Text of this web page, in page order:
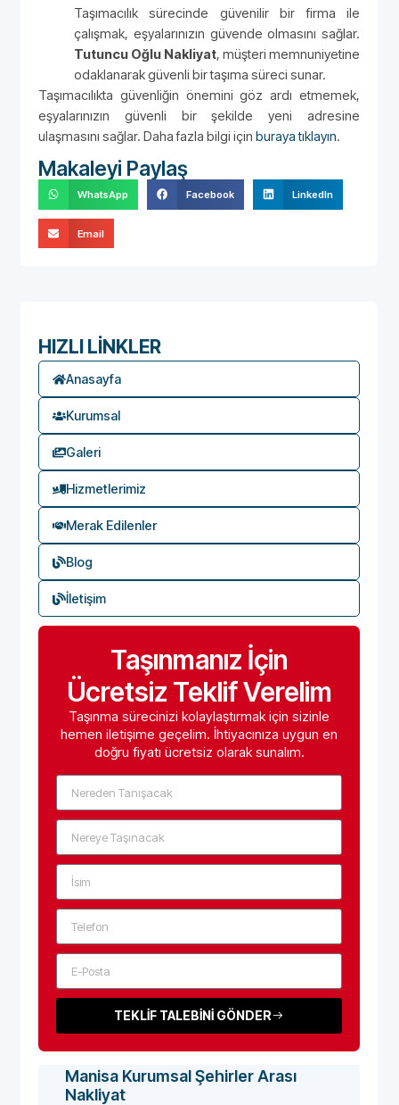
Taşımacılık sürecinde güvenilir bir firma ile
çalışmak, eşyalarınızın güvende olmasını sağlar.
Tutuncu Oğlu Nakliyat, müşteri memnuniyetine
odaklanarak güvenli bir taşıma süreci sunar.
Taşımacılıkta güvenliğin önemini göz ardı etmemek,
eşyalarınızın güvenli bir şekilde yeni adresine
ulaşmasını sağlar. Daha fazla bilgi için buraya tıklayın.
Makaleyi Paylaş
WhatsApp Facebook LinkedIn
Email
HIZLI LİNKLER
Anasayfa
Kurumsal
Galeri
Hizmetlerimiz
Merak Edilenler
Blog
İletişim
Taşınmanız İçin
Ücretsiz Teklif Verelim
Taşınma sürecinizi kolaylaştırmak için sizinle
hemen iletişime geçelim. İhtiyacınıza uygun en
doğru fiyatı ücretsiz olarak sunalım.
TEKLİF TALEBİNİ GÖNDER
Manisa Kurumsal Şehirler Arası
Nakliyat